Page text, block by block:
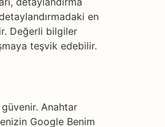
en
Değerli bilgiler
teşvik edebilir.
Anahtar
Google Benim